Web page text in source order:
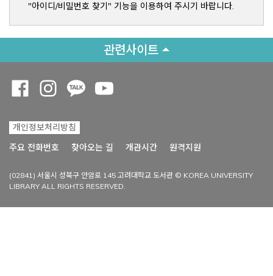
"아이디/비밀번호 찾기" 기능을 이용하여 주시기 바랍니다.
관련사이트
개인정보처리방침
주요 전화번호
찾아오는 길 개관시간 원격지원
(02841) 서울시 성북구 안암로 145 고려대학교 도서관 © KOREA UNIVERSITY
LIBRARY ALL RIGHTS RESERVED.
Opens a new window
Opens a new window
Opens a new window